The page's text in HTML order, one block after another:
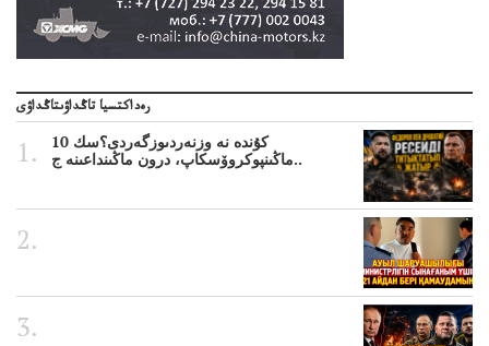
رەداكتسيا تاڭداۋىتاڭداۋى
10 كۇندە نە وزنەردىوزگەردى؟سك
ماڭىنپوكروۆسكاپ، درون ماڭىنداعىنە ج..